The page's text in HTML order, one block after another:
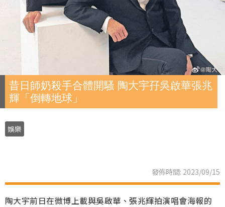
昔日師奶殺手合體開騷 陶大宇孖吳啟華張兆
輝「倒轉地球」
娛樂
發佈時間: 2023/09/15
陶大宇前日在微博上載與吳啟華、張兆輝拍演唱會海報的